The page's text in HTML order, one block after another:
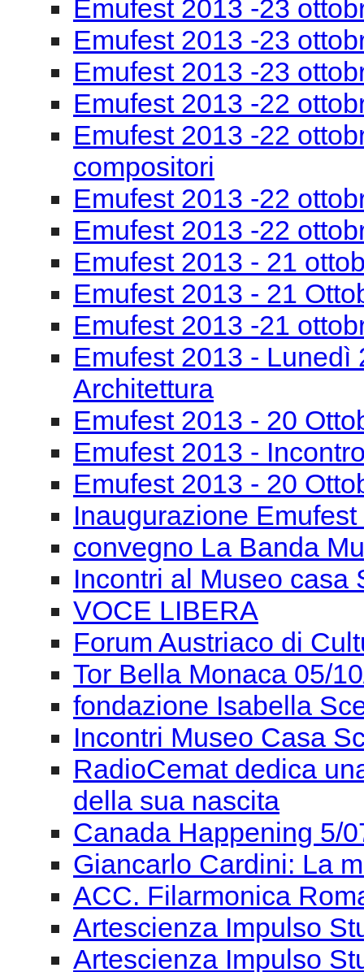
Emufest 2013 -24
VOCE LIBERA
Emufest 2013 -24
Emufest 2013 -23
Emufest 2013 -23
Emufest 2013 -23
Emufest 2013 -23
Emufest 2013 -22
Emufest 2013 -22
compositori
Emufest 2013 -22
Emufest 2013 -22
Emufest 2013 - 21
Emufest 2013 - 21
Emufest 2013 -21
Emufest 2013 - Lunedì
Architettura
Emufest 2013 - 20
Emufest 2013 -
Emufest 2013 - 20
Inaugurazione
convegno La Banda
Incontri al Museo casa
VOCE LIBERA
Forum Austriaco di
Tor Bella Monaca 05/
fondazione Isabella
Incontri Museo Casa
RadioCemat dedica
della sua nascita